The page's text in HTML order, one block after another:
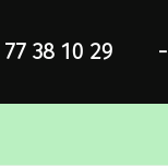
38 10 29